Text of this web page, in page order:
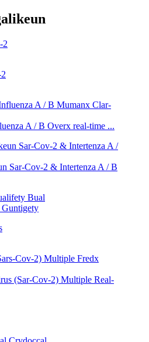
A / B Overx real-time ...
Sar-Cov-2 & Intertenza A / B
Guntigety
(Sar-Cov-2) Multiple Real-